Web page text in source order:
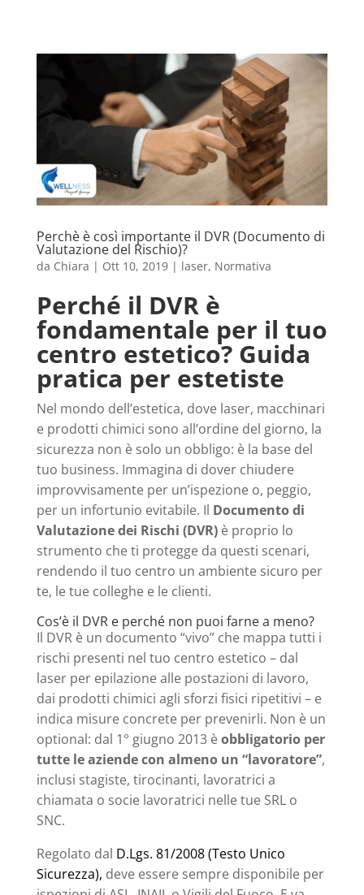
Perchè è così importante il DVR (Documento di
Valutazione del Rischio)?
da Chiara | Ott 10, 2019| laser, Normativa
Perché il DVR è
fondamentale per il tuo
centro estetico? Guida
pratica per estetiste
Nel mondo dell’estetica, dove laser, macchinari
e prodotti chimici sono all’ordine del giorno, la
sicurezza non è solo un obbligo: è la base del
tuo business. Immagina di dover chiudere
improvvisamente per un’ispezione o, peggio,
per un infortunio evitabile. Il Documento di
Valutazione dei Rischi (DVR)è proprio lo
strumento che ti protegge da questi scenari,
rendendo il tuo centro un ambiente sicuro per
te, le tue colleghe e le clienti.
Cos’è il DVR e perché non puoi farne a meno?
Il DVR è un documento “vivo” che mappa tutti i
rischi presenti nel tuo centro estetico – dal
laser per epilazione alle postazioni di lavoro,
dai prodotti chimici agli sforzi fisici ripetitivi – e
indica misure concrete per prevenirli. Non è un
optional: dal 1° giugno 2013 èobbligatorio per
tutte le aziende con almeno un “lavoratore”,
inclusi stagiste, tirocinanti, lavoratrici a
chiamata o socie lavoratrici nelle tue SRL o
SNC.
Regolato dal D.Lgs. 81/2008 (Testo Unico
Sicurezza), deve essere sempre disponibile per